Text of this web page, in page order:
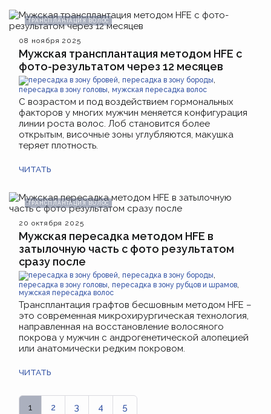
ТРАНСПЛАНТАЦИЯ ВОЛОС
08 ноября 2025
Мужская трансплантация методом HFE с
фото-результатом через 12 месяцев
пересадка в зону бровей,пересадка в зону бороды,
пересадка в зону головы ,мужская пересадка волос
С возрастом и под воздействием гормональных
факторов у многих мужчин меняется конфигурация
линии роста волос. Лоб становится более
открытым, височные зоны углубляются, макушка
теряет плотность.
ЧИТАТЬ
ТРАНСПЛАНТАЦИЯ ВОЛОС
20 октября 2025
Мужская пересадка методом HFE в
затылочную часть с фото результатом
сразу после
пересадка в зону бровей,пересадка в зону бороды,
пересадка в зону головы ,пересадка в зону рубцов и шрамов
мужская пересадка волос
Трансплантация графтов бесшовным методом HFE –
это современная микрохирургическая технология,
направленная на восстановление волосяного
покрова у мужчин с андрогенетической алопецией
или анатомически редким покровом.
ЧИТАТЬ
1 2 3 4 5